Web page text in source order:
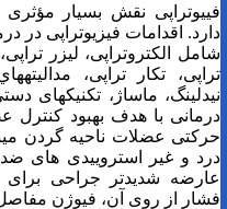
فییوتراپی نقش بسیار
دارد. اقدامات فیزیوتراپی در
شامل الکتروتراپی، ليزر
تراپی، تکار تراپی،
نیدلینگ، ماساژ، تکنیک­های
درمانی با هدف بهبود کنترل
حرکتی عضلات ناحیه گردن
درد و غیر استروییدی های ضد
عارضه شدیدتر جراحی
فشار از روی آن، فیوژن